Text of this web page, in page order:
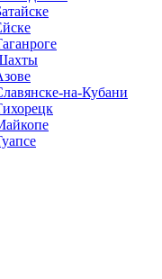
на-Кубани